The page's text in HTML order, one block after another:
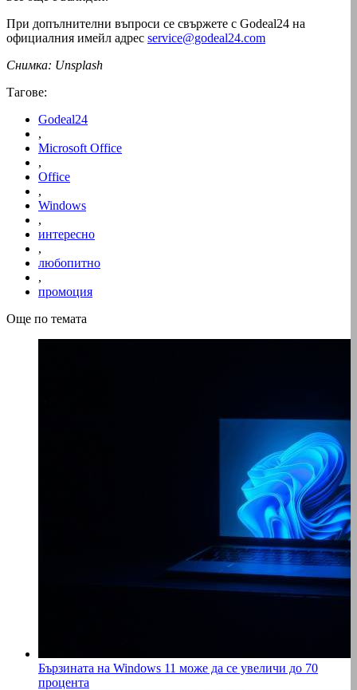
При допълнителни въпроси се свържете с Godeal24 на
официалния имейл адрес service@godeal24.com
Снимка: Unsplash
Тагове:
Godeal24
,
Microsoft Office
,
Office
,
Windows
,
интересно
,
любопитно
,
промоция
Още по темата
Бързината на Windows 11 може да се увеличи до 70
процента